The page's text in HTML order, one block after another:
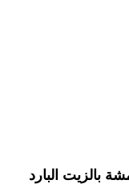
بالزيت البارد